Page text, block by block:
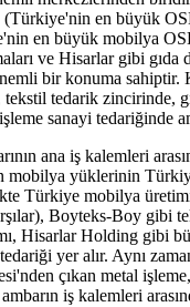
en büyük
en büyük mobilya
ve Hisarlar gibi gıda
bir konuma sahiptir.
tekstil tedarik zincirinde,
sanayi tedariğinde
ana iş kalemleri
mobilya yüklerinin
Türkiye mobilya
Boyteks-Boy gibi
Hisarlar Holding gibi
yer alır. Aynı
çıkan metal
iş kalemleri